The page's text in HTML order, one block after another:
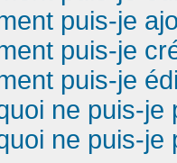
puis-je
puis-je
puis-je
ne puis-je
ne puis-